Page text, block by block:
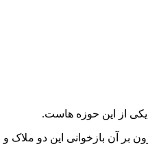
یکی از این حوزه هاست.
بر آن بازخوانی این دو